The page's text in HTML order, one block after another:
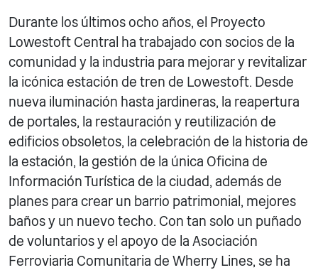
Durante los últimos ocho años, el Proyecto
Lowestoft Central ha trabajado con socios de la
comunidad y la industria para mejorar y revitalizar
la icónica estación de tren de Lowestoft. Desde
nueva iluminación hasta jardineras, la reapertura
de portales, la restauración y reutilización de
edificios obsoletos, la celebración de la historia de
la estación, la gestión de la única Oficina de
Información Turística de la ciudad, además de
planes para crear un barrio patrimonial, mejores
baños y un nuevo techo. Con tan solo un puñado
de voluntarios y el apoyo de la Asociación
Ferroviaria Comunitaria de Wherry Lines, se ha